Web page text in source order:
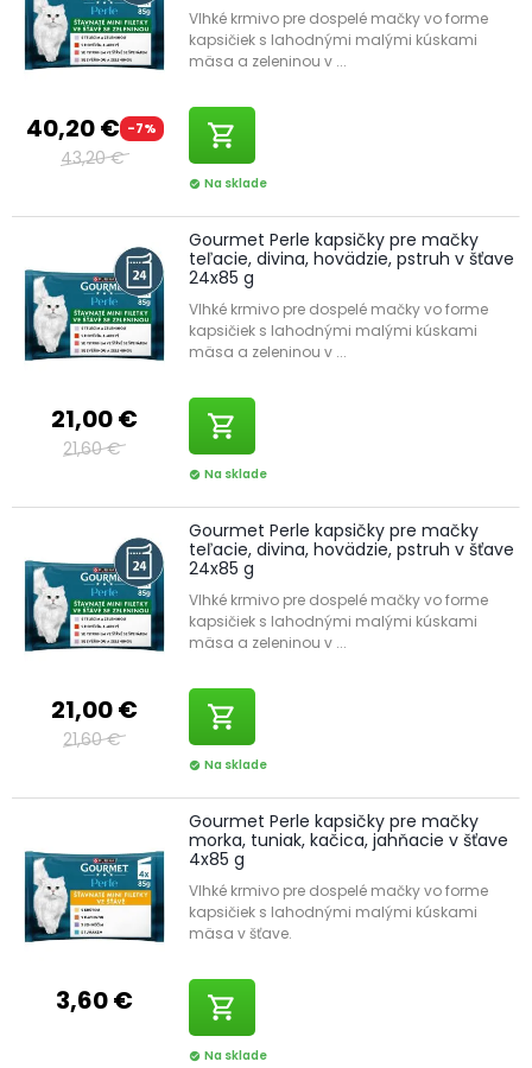
40,20 € -7%
43,20 €
Vlhké krmivo pre dospelé mačky vo forme
kapsičiek s lahodnými malými kúskami
mäsa a zeleninou v ...
shopping_cart
check_circle Na sklade
21,00 €
21,60 €
Gourmet Perle kapsičky pre mačky
teľacie, divina, hovädzie, pstruh v šťave
24x85 g
Vlhké krmivo pre dospelé mačky vo forme
kapsičiek s lahodnými malými kúskami
mäsa a zeleninou v ...
shopping_cart
check_circle Na sklade
21,00 €
21,60 €
Gourmet Perle kapsičky pre mačky
teľacie, divina, hovädzie, pstruh v šťave
24x85 g
Vlhké krmivo pre dospelé mačky vo forme
kapsičiek s lahodnými malými kúskami
mäsa a zeleninou v ...
shopping_cart
check_circle Na sklade
3,60 €
Gourmet Perle kapsičky pre mačky
morka, tuniak, kačica, jahňacie v šťave
4x85 g
Vlhké krmivo pre dospelé mačky vo forme
kapsičiek s lahodnými malými kúskami
mäsa v šťave.
shopping_cart
check_circle Na sklade